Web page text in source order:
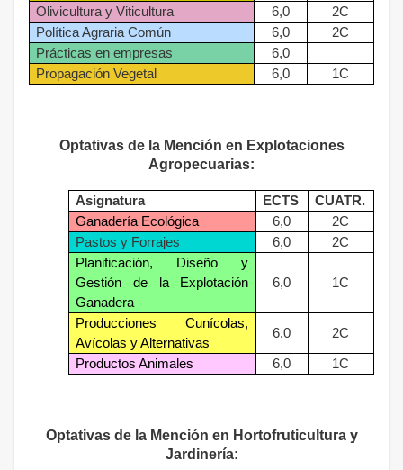
Olivicultura y Viticultura
6,0
2C
Política Agraria Común
6,0
2C
Prácticas en empresas
6,0
Propagación Vegetal
6,0 1C
Optativas de la Mención en Explotaciones
Agropecuarias:
Asignatura ECTS
CUATR.
Ganadería Ecológica
6,0
2C
Pastos y Forrajes
6,0
2C
Planificación, Diseño y
Gestión de la Explotación
Ganadera
6,0 1C
Producciones Cunícolas,
Avícolas y Alternativas
6,0 2C
Productos Animales 6,0 1C
Optativas de la Mención en Hortofruticultura y
Jardinería: